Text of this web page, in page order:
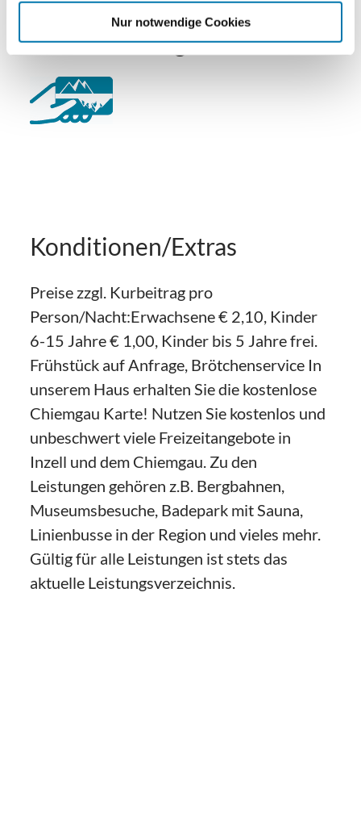
Nur notwendige Cookies
Zusatzleistungen
Konditionen/Extras
Preise zzgl. Kurbeitrag pro
Person/Nacht:Erwachsene € 2,10, Kinder
6-15 Jahre € 1,00, Kinder bis 5 Jahre frei.
Frühstück auf Anfrage, Brötchenservice In
unserem Haus erhalten Sie die kostenlose
Chiemgau Karte! Nutzen Sie kostenlos und
unbeschwert viele Freizeitangebote in
Inzell und dem Chiemgau. Zu den
Leistungen gehören z.B. Bergbahnen,
Museumsbesuche, Badepark mit Sauna,
Linienbusse in der Region und vieles mehr.
Gültig für alle Leistungen ist stets das
aktuelle Leistungsverzeichnis.